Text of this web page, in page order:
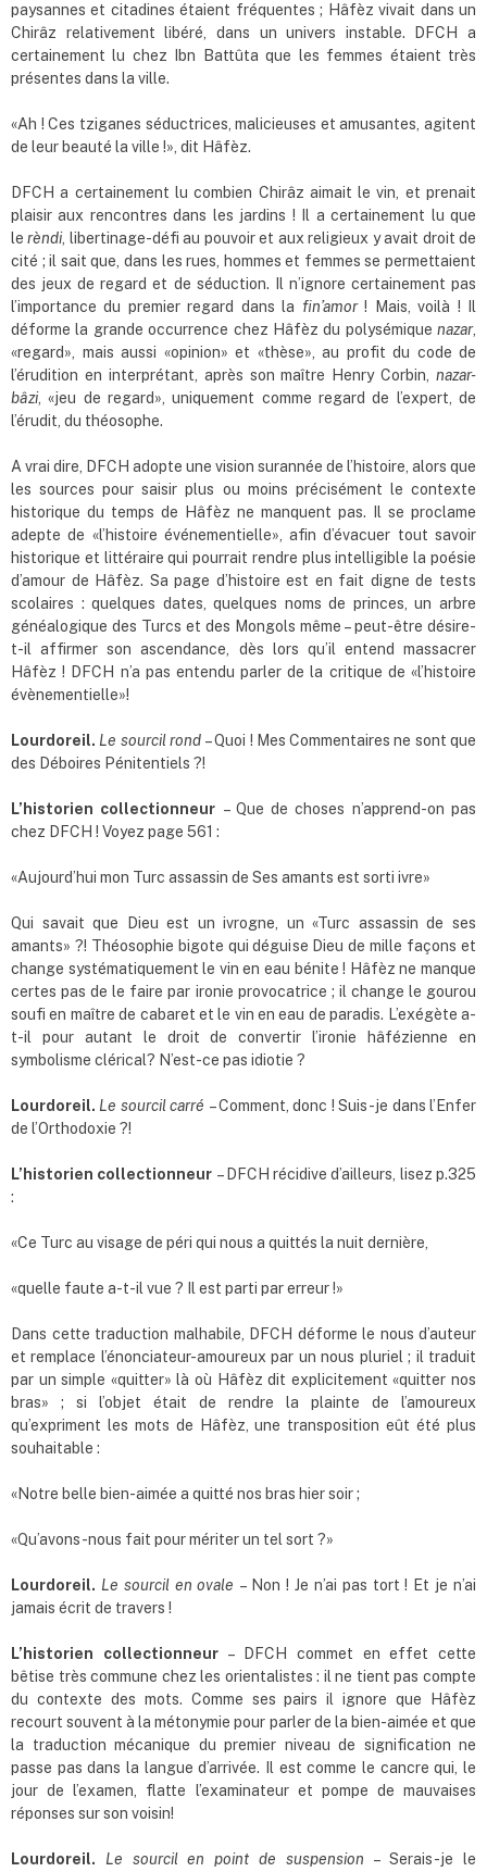
paysannes et citadines étaient fréquentes ; Hâfèz vivait dans un
Chirâz relativement libéré, dans un univers instable. DFCH a
certainement lu chez Ibn Battûta que les femmes étaient très
présentes dans la ville.
«Ah ! Ces tziganes séductrices, malicieuses et amusantes, agitent
de leur beauté la ville !», dit Hâfèz.
DFCH a certainement lu combien Chirâz aimait le vin, et prenait
plaisir aux rencontres dans les jardins ! Il a certainement lu que
lerèndi, libertinage-défi au pouvoir et aux religieux y avait droit de
cité ; il sait que, dans les rues, hommes et femmes se permettaient
des jeux de regard et de séduction. Il n’ignore certainement pas
l’importance du premier regard dans la fin’amor! Mais, voilà ! Il
déforme la grande occurrence chez Hâfèz du polysémique nazar,
«regard», mais aussi «opinion» et «thèse», au profit du code de
l’érudition en interprétant, après son maître Henry Corbin, nazar-
bâzi, «jeu de regard», uniquement comme regard de l’expert, de
l’érudit, du théosophe.
A vrai dire, DFCH adopte une vision surannée de l’histoire, alors que
les sources pour saisir plus ou moins précisément le contexte
historique du temps de Hâfèz ne manquent pas. Il se proclame
adepte de «l’histoire événementielle», afin d’évacuer tout savoir
historique et littéraire qui pourrait rendre plus intelligible la poésie
d’amour de Hâfèz. Sa page d’histoire est en fait digne de tests
scolaires : quelques dates, quelques noms de princes, un arbre
généalogique des Turcs et des Mongols même – peut-être désire-
t-il affirmer son ascendance, dès lors qu’il entend massacrer
Hâfèz ! DFCH n’a pas entendu parler de la critique de «l’histoire
évènementielle»!
Lourdoreil. Le sourcil rond – Quoi ! Mes Commentaires ne sont que
des Déboires Pénitentiels ?!
L’ historien collectionneur – Que de choses n’apprend-on pas
chez DFCH ! Voyez page 561 :
«Aujourd’hui mon Turc assassin de Ses amants est sorti ivre»
Qui savait que Dieu est un ivrogne, un «Turc assassin de ses
amants» ?! Théosophie bigote qui déguise Dieu de mille façons et
change systématiquement le vin en eau bénite ! Hâfèz ne manque
certes pas de le faire par ironie provocatrice ; il change le gourou
soufi en maître de cabaret et le vin en eau de paradis. L’exégète a-
t-il pour autant le droit de convertir l’ironie hâfézienne en
symbolisme clérical? N’est-ce pas idiotie ?
Lourdoreil. Le sourcil carré – Comment, donc ! Suis-je dans l’Enfer
de l’Orthodoxie ?!
L’ historien collectionneur – DFCH récidive d’ailleurs, lisez p.325
:
«Ce Turc au visage de péri qui nous a quittés la nuit dernière,
«quelle faute a-t-il vue ? Il est parti par erreur !»
Dans cette traduction malhabile, DFCH déforme le nous d’auteur
et remplace l’énonciateur-amoureux par un nous pluriel ; il traduit
par un simple «quitter» là où Hâfèz dit explicitement «quitter nos
bras» ; si l’objet était de rendre la plainte de l’amoureux
qu’expriment les mots de Hâfèz, une transposition eût été plus
souhaitable :
«Notre belle bien-aimée a quitté nos bras hier soir ;
«Qu’avons-nous fait pour mériter un tel sort ?»
Lourdoreil. Le sourcil en ovale – Non ! Je n’ai pas tort ! Et je n’ai
jamais écrit de travers !
L’ historien collectionneur– DFCH commet en effet cette
bêtise très commune chez les orientalistes : il ne tient pas compte
du contexte des mots. Comme ses pairs il ignore que Hâfèz
recourt souvent à la métonymie pour parler de la bien-aimée et que
la traduction mécanique du premier niveau de signification ne
passe pas dans la langue d’arrivée. Il est comme le cancre qui, le
jour de l’examen, flatte l’examinateur et pompe de mauvaises
réponses sur son voisin!
Lourdoreil. Le sourcil en point de suspension – Serais-je le